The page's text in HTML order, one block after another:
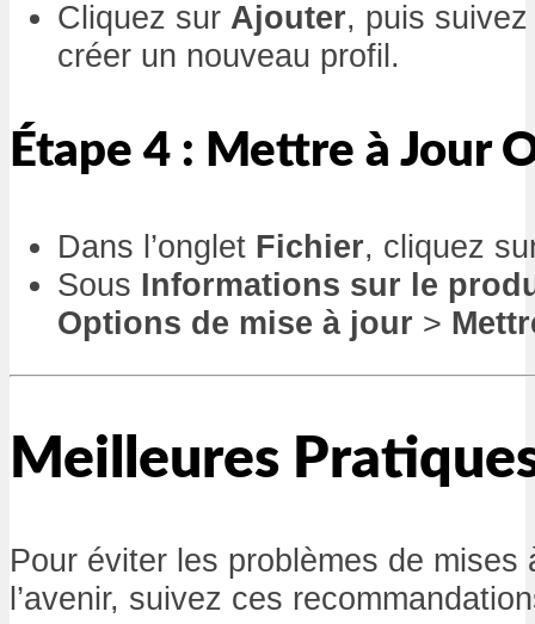
Cliquez sur Ajouter, puis
créer un nouveau profil.
Étape 4 : Mettre à Jour
Dans l’onglet Fichier, cliquez
Sous Informations sur le
Options de mise à jour >
Meilleures
Pour éviter les problèmes de mises
l’avenir, suivez ces